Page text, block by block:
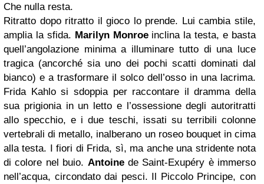
Che nulla resta.
Ritratto dopo ritratto il gioco lo prende. Lui cambia stile,
amplia la sfida. Marilyn Monroeinclina la testa, e basta
quell’angolazione minima a illuminare tutto di una luce
tragica (ancorché sia uno dei pochi scatti dominati dal
bianco) e a trasformare il solco dell’osso in una lacrima.
Frida Kahlo si sdoppia per raccontare il dramma della
sua prigionia in un letto e l’ossessione degli autoritratti
allo specchio, e i due teschi, issati su terribili colonne
vertebrali di metallo, inalberano un roseo bouquet in cima
alla testa. I fiori di Frida, sì, ma anche una stridente nota
di colore nel buio. Antoinede Saint-Exupéry è immerso
nell’acqua, circondato dai pesci. Il Piccolo Principe, con